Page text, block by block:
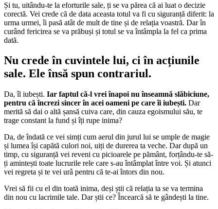
Și tu, uitându-te la eforturile sale, ți se va părea că ai luat o decizie
corectă. Vei crede că de data aceasta totul va fi cu siguranță diferit: la
urma urmei, îi pasă atât de mult de tine și de relația voastră. Dar în
curând fericirea se va prăbuși și totul se va întâmpla la fel ca prima
dată.
Nu crede în cuvintele lui, ci în acțiunile
sale. Ele însă spun contrariul.
Da, îl iubești. Iar faptul că-l vrei înapoi nu înseamnă slăbiciune,
pentru că încrezi sincer în acei oameni pe care îi iubești. Dar
merită să dai o altă șansă cuiva care, din cauza egoismului său, te
trage constant la fund și îți rupe inima?
Da, de îndată ce vei simți cum aerul din jurul lui se umple de magie
și lumea își capătă culori noi, uiți de durerea ta veche. Dar după un
timp, cu siguranță vei reveni cu picioarele pe pământ, forțându-te să-
ți amintești toate lucrurile rele care s-au întâmplat între voi. Și atunci
vei regreta și te vei urâ pentru că te-ai întors din nou.
Vrei să fii cu el din toată inima, deși știi că relația ta se va termina
din nou cu lacrimile tale. Dar știi ce? Încearcă să te gândești la tine.